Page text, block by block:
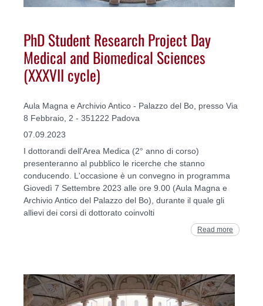
PhD Student Research Project Day
Medical and Biomedical Sciences
(XXXVII cycle)
Aula Magna e Archivio Antico - Palazzo del Bo, presso Via
8 Febbraio, 2 - 351222 Padova
07.09.2023
I dottorandi dell'Area Medica (2° anno di corso)
presenteranno al pubblico le ricerche che stanno
conducendo. L'occasione è un convegno in programma
Giovedì 7 Settembre 2023 alle ore 9.00 (Aula Magna e
Archivio Antico del Palazzo del Bo), durante il quale gli
allievi dei corsi di dottorato coinvolti
Read more